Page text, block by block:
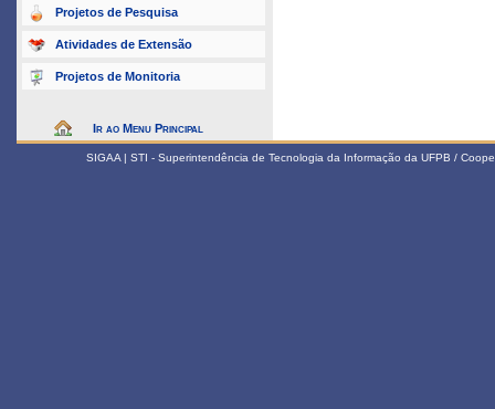
Projetos de Pesquisa
Atividades de Extensão
Projetos de Monitoria
Ir ao Menu Principal
SIGAA | STI - Superintendência de Tecnologia da Informação da UFPB /